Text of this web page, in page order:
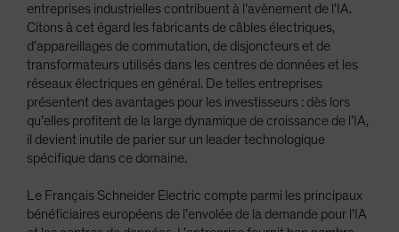
entreprises industrielles contribuent à l’avènement de l’IA.
Citons à cet égard les fabricants de câbles électriques,
d’appareillages de commutation, de disjoncteurs et de
transformateurs utilisés dans les centres de données et les
réseaux électriques en général. De telles entreprises
présentent des avantages pour les investisseurs : dès lors
qu’elles profitent de la large dynamique de croissance de l’IA,
il devient inutile de parier sur un leader technologique
spécifique dans ce domaine.
Le Français Schneider Electric compte parmi les principaux
bénéficiaires européens de l’envolée de la demande pour l’IA